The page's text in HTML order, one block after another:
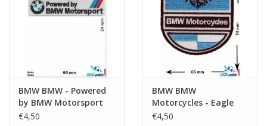
BMW BMW - Powered
by BMW Motorsport
€4,50
BMW BMW
Motorcycles - Eagle
€4,50